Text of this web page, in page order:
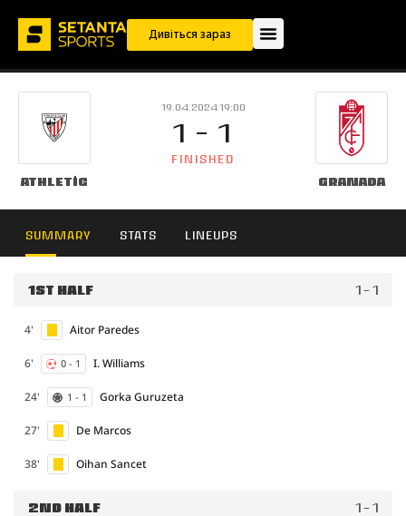
Дивіться зараз
Athletic
19.04.2024 19:00
1 - 1
FINISHED
Granada
SUMMARY STATS LINEUPS
1ST HALF 1 - 1
4' Aitor Paredes
6' 0 - 1 I. Williams
24' 1 - 1 Gorka Guruzeta
27' De Marcos
38' Oihan Sancet
2ND HALF 1 - 1